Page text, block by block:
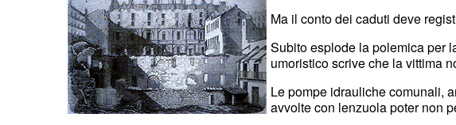
Ma il conto dei caduti deve
Subito esplode la polemica per
umoristico scrive che la vittima
Le pompe idrauliche comunali,
avvolte con lenzuola poter non